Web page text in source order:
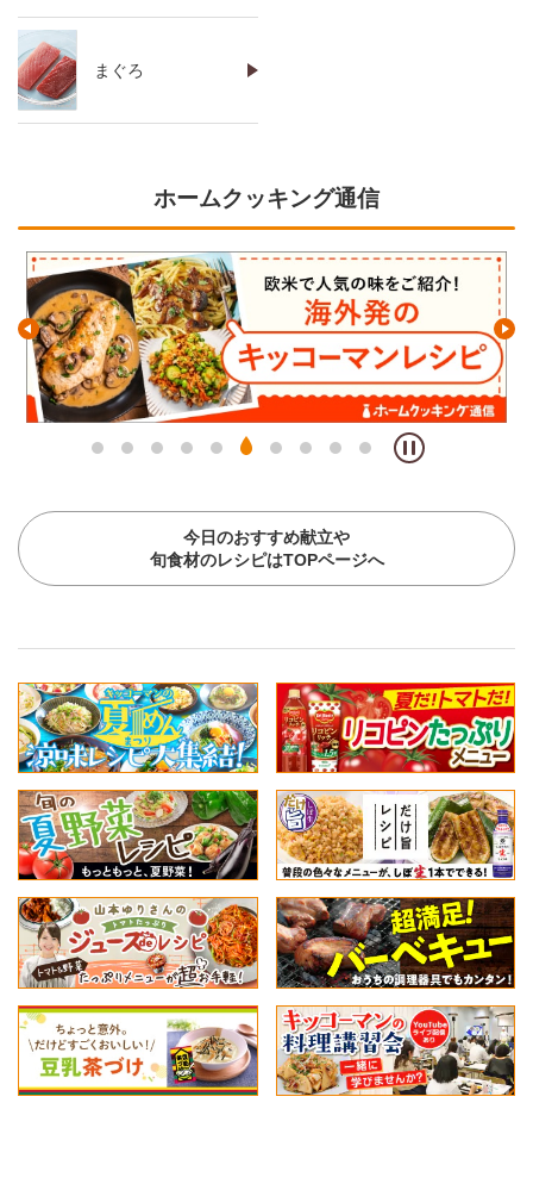
まぐろ
ホームクッキング通信
今日のおすすめ献立や
旬食材のレシピはTOPページへ